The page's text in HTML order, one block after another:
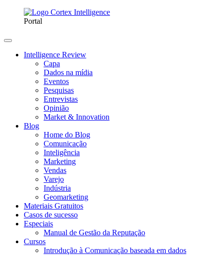
Portal
Intelligence Review
Capa
Dados na mídia
Eventos
Pesquisas
Entrevistas
Opinião
Market & Innovation
Blog
Home do Blog
Comunicação
Inteligência
Marketing
Vendas
Varejo
Indústria
Geomarketing
Materiais Gratuitos
Casos de sucesso
Especiais
Manual de Gestão da Reputação
Cursos
Introdução à Comunicação baseada em dados